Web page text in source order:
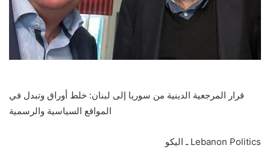
قرار المرجعية الدينية من سوريا إلى لبنان: خلط أوراق وتبدل في
المواقع السياسية والرسمية
Lebanon Politics ـ اليكو